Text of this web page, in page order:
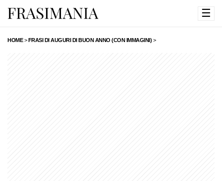
☰
HOME>FRASI DI AUGURI DI BUON ANNO (CON IMMAGINI) >